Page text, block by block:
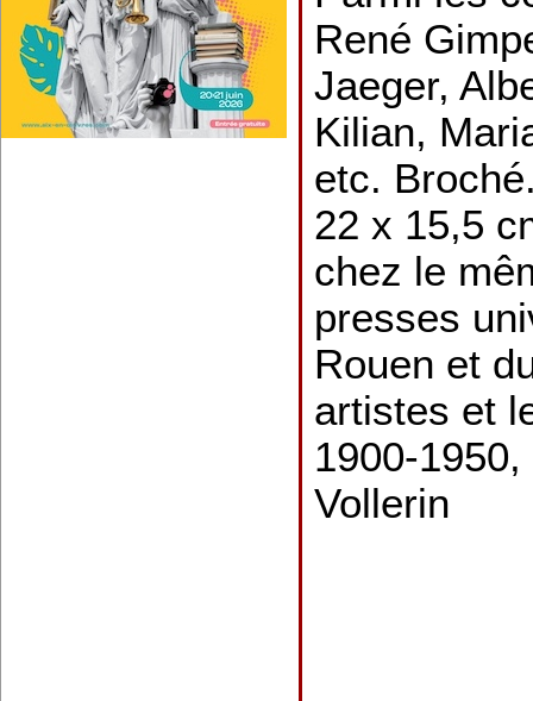
René
Jaeger,
Kilian,
etc.
22 x 15,5
chez le
presses
Rouen et
artistes et
1900-
Vollerin